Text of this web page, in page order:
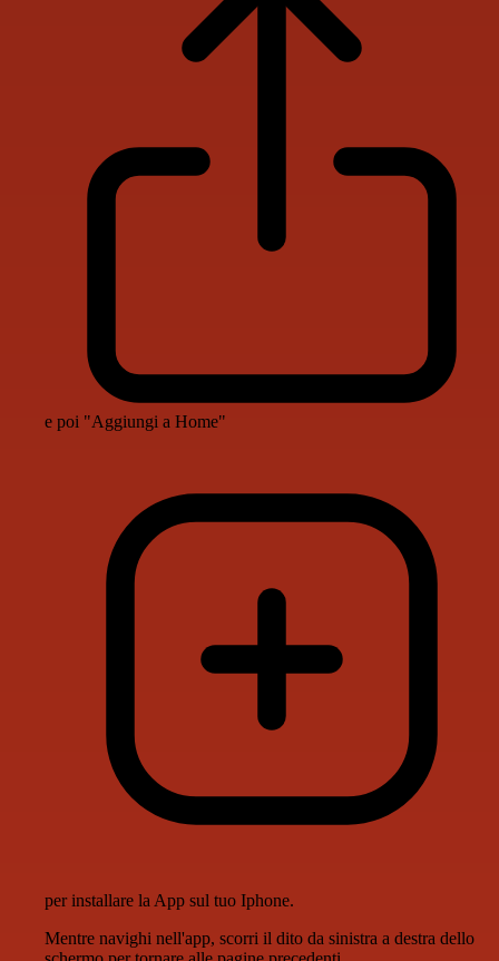
e poi "Aggiungi a Home"
per installare la App sul tuo Iphone.
Mentre navighi nell'app, scorri il dito da sinistra a destra dello